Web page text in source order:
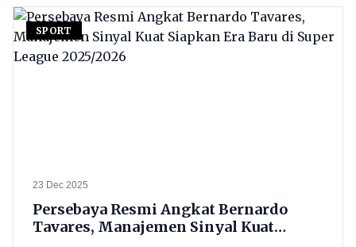
SPORT
23 Dec 2025
Persebaya Resmi Angkat Bernardo
Tavares, Manajemen Sinyal Kuat